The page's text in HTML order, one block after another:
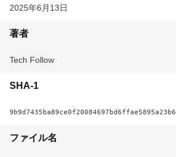
2025年6月13日
著者
Tech Follow
SHA-1
9b9d7435ba89ce0f20084697bd6ffae5895a23b6
ファイル名